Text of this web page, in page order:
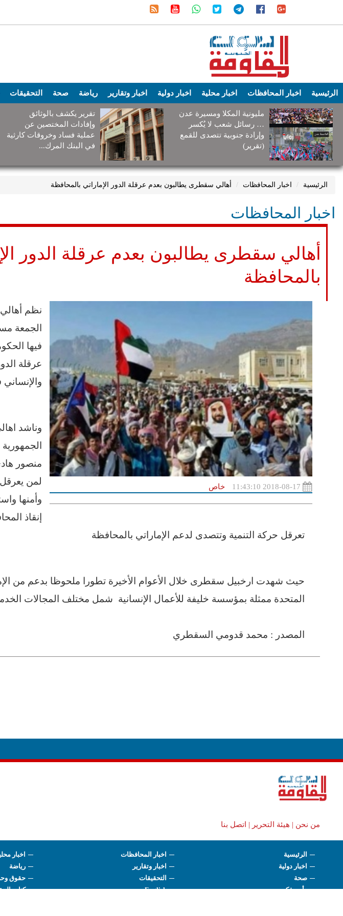
الرئيسية اخبار المحافظات اخبار محلية اخبار دولية اخبار وتقارير رياضة صحة التحقيقات
مليونية المكلا ومسيرة عدن
… رسائل شعب لا يُكسر
وإرادة جنوبية تتصدى للقمع
(تقرير)
تقرير يكشف بالوثائق
وإفادات المختصين عن
عملية فساد وخروقات كارثية
في البنك المرك...
الرئيسية اخبار المحافظات أهالي سقطرى يطالبون بعدم عرقلة الدور الإماراتي بالمحافظة
اخبار المحافظات
أهالي سقطرى يطالبون بعدم عرقلة الدور
بالمحافظة
خاص
نظم
الجمعة
فيها
عرقلة
وناشد
منصور
لمن
وأمنها
إنقاذ
تعرقل حركة التنمية وتتصدى لدعم الإماراتي بالمحافظة
حيث شهدت ارخبيل سقطرى خلال الأعوام الأخيرة تطورا ملحوظا بدعم من
المتحدة ممثلة بمؤسسة خليفة للأعمال الإنسانية شمل مختلف المجالات
المصدر : محمد قدومي السقطري
من نحن | هيئة التحرير | اتصل بنا
الرئيسية اخبار المحافظات
اخبار
اخبار دولية
اخبار وتقارير
رياضة
صحة
التحقيقات
حقوق
رأي وفكر
English
كتاب